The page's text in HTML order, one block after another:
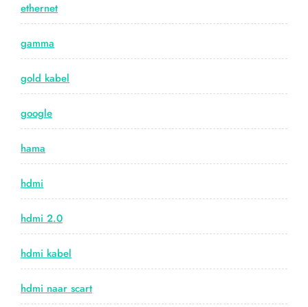
ethernet
gamma
gold kabel
google
hama
hdmi
hdmi 2.0
hdmi kabel
hdmi naar scart